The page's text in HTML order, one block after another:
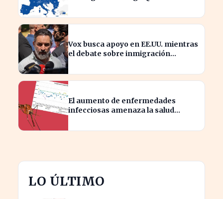
Vox busca apoyo en EE.UU. mientras
el debate sobre inmigración
El aumento de enfermedades
infecciosas amenaza la salud
LO ÚLTIMO